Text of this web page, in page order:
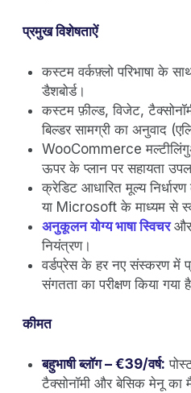
प्रमुख विशेषताऐं
कस्टम वर्कफ़्लो परिभाषा के
डैशबोर्ड।
कस्टम फ़ील्ड, विजेट,
बिल्डर सामग्री का अनुवाद
WooCommerce
ऊपर के प्लान पर सहायता
क्रेडिट आधारित मूल्य
या Microsoft के माध्यम से
अनुकूलन योग्य भाषा स्विचरऔर
नियंत्रण।
वर्डप्रेस के हर नए संस्करण में
संगतता का परीक्षण किया गया
कीमत
बहुभाषी ब्लॉग – €39/वर्ष:
टैक्सोनॉमी और बेसिक मेनू